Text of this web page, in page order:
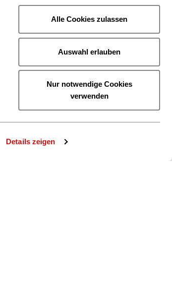
Details zeigen
Alle Cookies zulassen
Auswahl erlauben
Nur notwendige Cookies
verwenden